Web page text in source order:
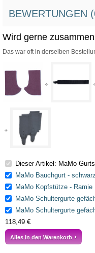
BEWERTUNGEN
Wird gerne
Das war oft in derselben
Dieser Artikel: MaMo
MaMo Bauchgurt - schwarz
MaMo Kopfstütze - Ramie
MaMo Schultergurte
MaMo Schultergurte
118,49 €
Alles in den Warenkorb